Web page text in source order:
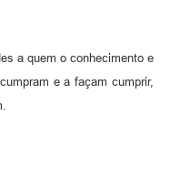
a quem o conhecimento e
e a façam cumprir,